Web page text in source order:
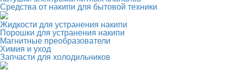
Средства от накипи для бытовой техники
Жидкости для устранения накипи
Порошки для устранения накипи
Магнитные преобразователи
Химия и уход
Запчасти для холодильников